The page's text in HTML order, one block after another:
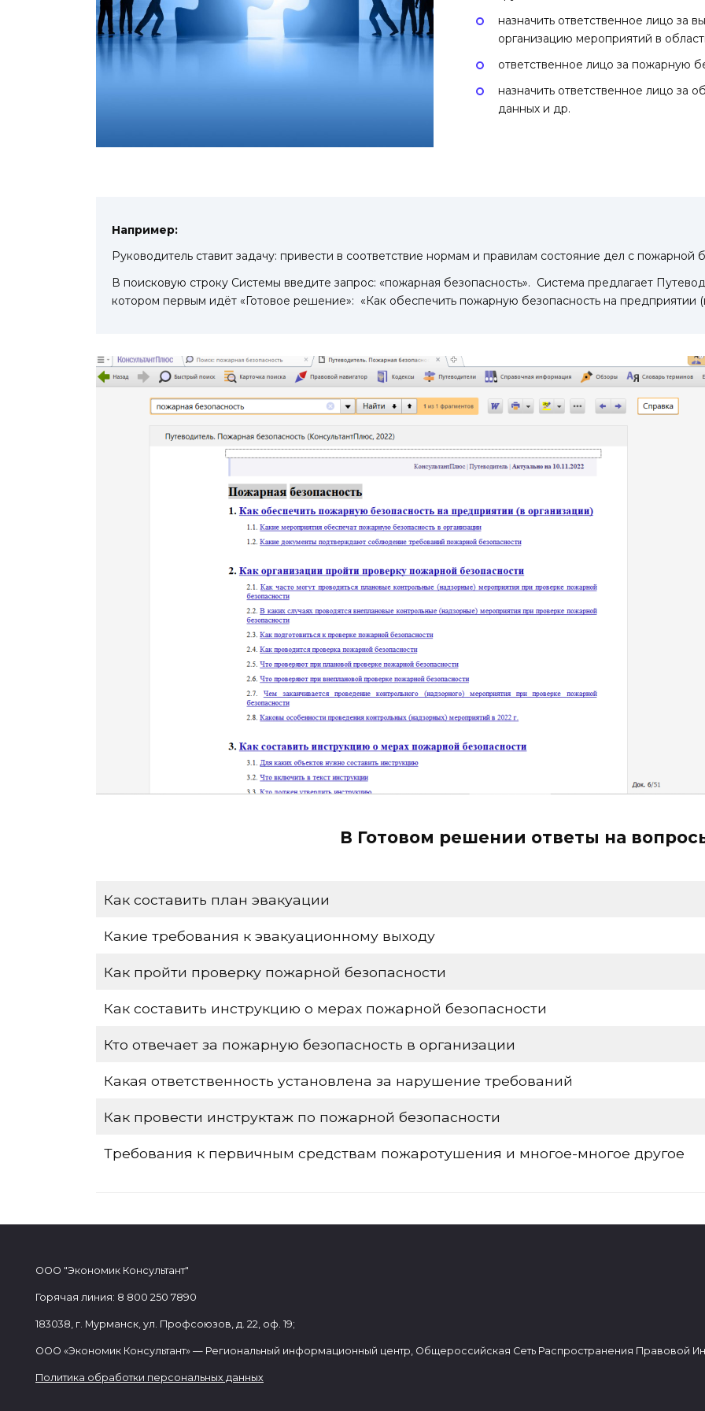
назначить ответственное лицо за
организацию мероприятий в
ответственное лицо за пожарную
назначить ответственное лицо за
данных и др.
Например:
Руководитель ставит задачу: привести в соответствие нормам и правилам состояние дел с пожарной
В поисковую строку Системы введите запрос: «пожарная безопасность». Система предлагает
котором первым идёт «Готовое решение»: «Как обеспечить пожарную безопасность на предприятии
В Готовом решении ответы на
Как составить план эвакуации
Какие требования к эвакуационному выходу
Как пройти проверку пожарной безопасности
Как составить инструкцию о мерах пожарной безопасности
Кто отвечает за пожарную безопасность в организации
Какая ответственность установлена за нарушение требований
Как провести инструктаж по пожарной безопасности
Требования к первичным средствам пожаротушения и многое-многое другое
ООО "Экономик Консультант"
Горячая линия: 8 800 250 7890
183038, г. Мурманск, ул. Профсоюзов, д. 22, оф. 19;
ООО «Экономик Консультант» — Региональный информационный центр, Общероссийская Сеть Распространения Правовой
Политика обработки персональных данных